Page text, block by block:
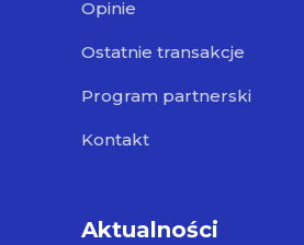
Opinie
Ostatnie transakcje
Program partnerski
Kontakt
Aktualności